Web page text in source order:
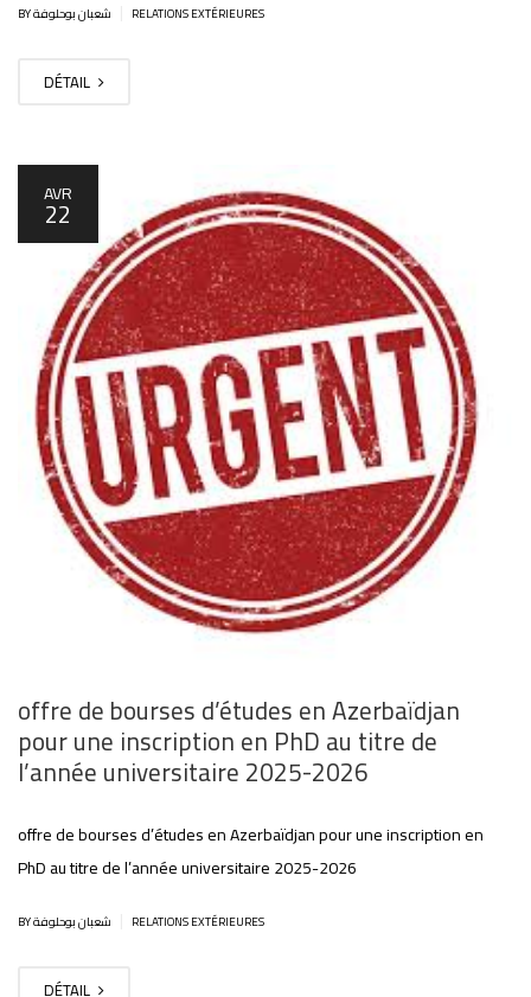
RELATIONS EXTÉRIEURES
DÉTAIL
AVR
22
offre de bourses d’études en Azerbaïdjan
pour une inscription en PhD au titre de
l’année universitaire 2025-2026
offre de bourses d’études en Azerbaïdjan pour une inscription en
PhD au titre de l’année universitaire 2025-2026
RELATIONS EXTÉRIEURES
DÉTAIL